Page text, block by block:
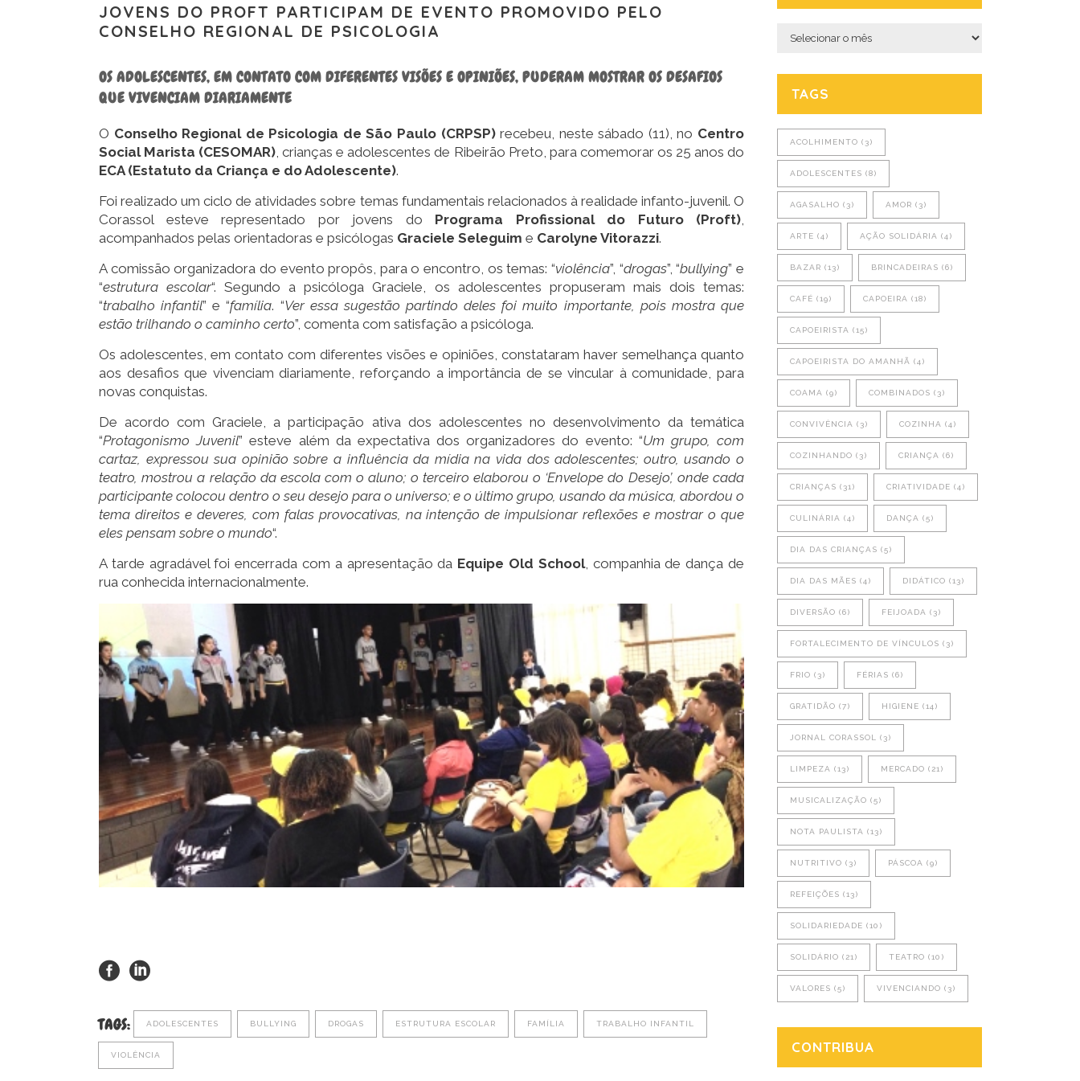
JOVENS DO PROFT PARTICIPAM DE EVENTO PROMOVIDO PELO
CONSELHO REGIONAL DE PSICOLOGIA
OS ADOLESCENTES, EM CONTATO COM DIFERENTES VISÕES E OPINIÕES, PUDERAM MOSTRAR OS DESAFIOS
QUE VIVENCIAM DIARIAMENTE
O Conselho Regional de Psicologia de São Paulo (CRPSP)recebeu, neste sábado (11), no Centro
Social Marista (CESOMAR) , crianças e adolescentes de Ribeirão Preto, para comemorar os 25 anos do
ECA (Estatuto da Criança e do Adolescente).
Foi realizado um ciclo de atividades sobre temas fundamentais relacionados à realidade infanto-juvenil. O
Corassol esteve representado por jovens do Programa Profissional do Futuro (Proft)
acompanhados pelas orientadoras e psicólogas Graciele Seleguim e Carolyne Vitorazzi.
A comissão organizadora do evento propôs, para o encontro, os temas: “violência”, “drogas”, “bullying” e
“estrutura escolar“. Segundo a psicóloga Graciele, os adolescentes propuseram mais dois temas:
“trabalho infantil” e “família. “Ver essa sugestão partindo deles foi muito importante, pois mostra que
estão trilhando o caminho certo”, comenta com satisfação a psicóloga.
Os adolescentes, em contato com diferentes visões e opiniões, constataram haver semelhança quanto
aos desafios que vivenciam diariamente, reforçando a importância de se vincular à comunidade, para
novas conquistas.
De acordo com Graciele, a participação ativa dos adolescentes no desenvolvimento da temática
“Protagonismo Juvenil” esteve além da expectativa dos organizadores do evento: “Um grupo, com
cartaz, expressou sua opinião sobre a influência da mídia na vida dos adolescentes; outro, usando o
teatro, mostrou a relação da escola com o aluno; o terceiro elaborou o ‘Envelope do Desejo’, onde cada
participante colocou dentro o seu desejo para o universo; e o último grupo, usando da música, abordou o
tema direitos e deveres, com falas provocativas, na intenção de impulsionar reflexões e mostrar o que
eles pensam sobre o mundo“.
A tarde agradável foi encerrada com a apresentação da Equipe Old School, companhia de dança de
rua conhecida internacionalmente.
TAGS: ADOLESCENTES BULLYING DROGAS ESTRUTURA ESCOLAR FAMÍLIA TRABALHO INFANTIL
VIOLÊNCIA
Arquivos
TAGS
ACOLHIMENTO (3)
ADOLESCENTES (8)
AGASALHO (3) AMOR (3)
ARTE (4) AÇÃO SOLIDÁRIA (4)
BAZAR (13) BRINCADEIRAS (6)
CAFÉ (19) CAPOEIRA (18)
CAPOEIRISTA (15)
CAPOEIRISTA DO AMANHÃ (4)
COAMA (9) COMBINADOS (3)
CONVIVÊNCIA (3) COZINHA (4)
COZINHANDO (3) CRIANÇA (6)
CRIANÇAS (31) CRIATIVIDADE (4)
CULINÁRIA (4) DANÇA (5)
DIA DAS CRIANÇAS (5)
DIA DAS MÃES (4) DIDÁTICO (13)
DIVERSÃO (6) FEIJOADA (3)
FORTALECIMENTO DE VÍNCULOS (3)
FRIO (3) FÉRIAS (6)
GRATIDÃO (7) HIGIENE (14)
JORNAL CORASSOL (3)
LIMPEZA (13) MERCADO (21)
MUSICALIZAÇÃO (5)
NOTA PAULISTA (13)
NUTRITIVO (3) PÁSCOA (9)
REFEIÇÕES (13)
SOLIDARIEDADE (10)
SOLIDÁRIO (21) TEATRO (10)
VALORES (5) VIVENCIANDO (3)
CONTRIBUA